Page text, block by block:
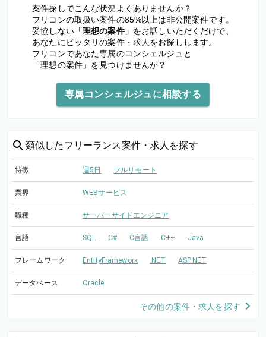
案件探しでこんな状況よくありませんか？
フリコンの取扱い案件の85%以上は非公開案件です。
妥協しない「理想の案件」 をお話しいただくだけで、
あなたにピッタリの案件・求人をお探しします。
フリコンであなた専属のコンシェルジュと
「理想の案件」を見つけませんか？
専属コンシェルジュに相談する
類似した フリーランス案件・求人を探す
特徴 週5日 フルリモート
業界 WEBサービス
職種 サーバーサイドエンジニア
言語 SQL C# C言語 C++ Java
フレームワーク EntityFramework .NET ASP.NET
データベース Oracle
その他の案件・求人を探す